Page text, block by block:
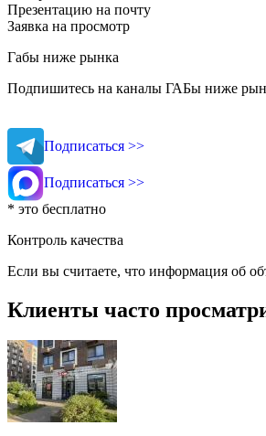
Презентацию на почту
Заявка на просмотр
Габы ниже рынка
Подпишитесь на каналы ГАБы ниже
Подписаться >>
Подписаться >>
* это бесплатно
Контроль качества
Если вы считаете, что информация об
Клиенты часто